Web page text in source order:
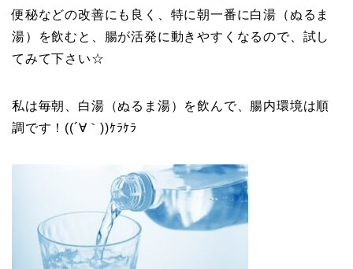
便秘などの改善にも良く、特に朝一番に白湯（ぬるま
湯）を飲むと、腸が活発に動きやすくなるので、試し
てみて下さい☆
私は毎朝、白湯（ぬるま湯）を飲んで、腸内環境は順
調です！((´∀｀))ｹﾗｹﾗ